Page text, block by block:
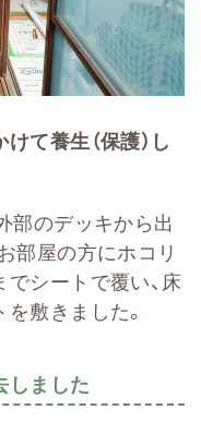
て養生（保護）し
部のデッキから出
部屋の方にホコリ
シートで覆い、床
敷きました。
しました